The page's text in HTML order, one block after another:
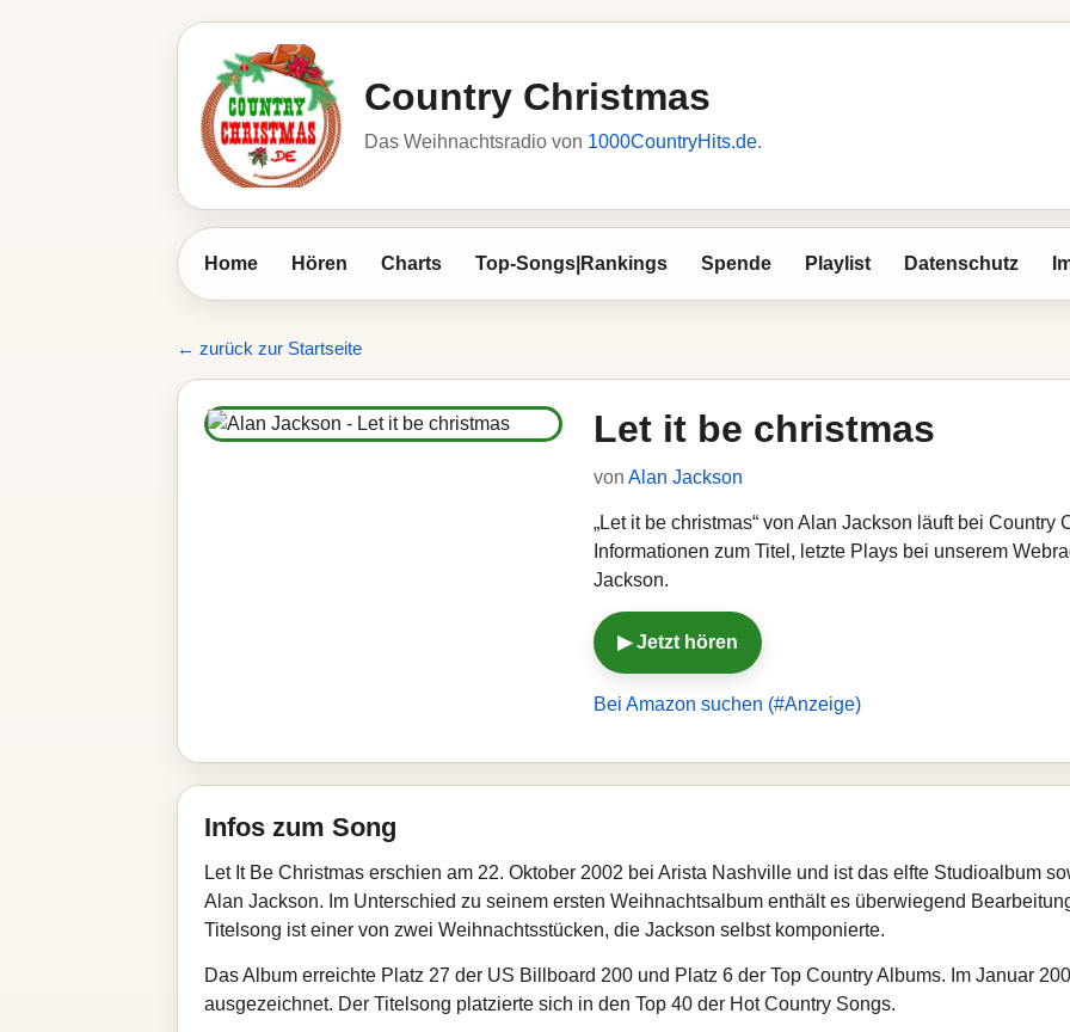
Country Christmas
Das Weihnachtsradio von 1000CountryHits.de.
Home Hören Charts Top-Songs|Rankings Spende Playlist Datenschutz
← zurück zur Startseite
Let it be christmas
von Alan Jackson
„Let it be christmas“ von Alan Jackson läuft bei Country
Informationen zum Titel, letzte Plays bei unserem
Jackson.
▶ Jetzt hören
Bei Amazon suchen (#Anzeige)
Infos zum Song
Let It Be Christmas erschien am 22. Oktober 2002 bei Arista Nashville und ist das elfte Studioalbum
Alan Jackson. Im Unterschied zu seinem ersten Weihnachtsalbum enthält es überwiegend
Titelsong ist einer von zwei Weihnachtsstücken, die Jackson selbst komponierte.
Das Album erreichte Platz 27 der US Billboard 200 und Platz 6 der Top Country Albums. Im Januar
ausgezeichnet. Der Titelsong platzierte sich in den Top 40 der Hot Country Songs.